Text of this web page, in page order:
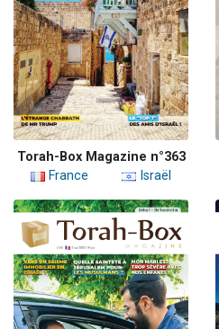
Torah-Box Magazine n°363
France
Israël